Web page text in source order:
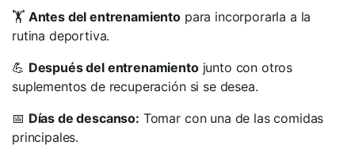
🏋️ Antes del entrenamiento para incorporarla a la
rutina deportiva.
💪 Después del entrenamientojunto con otros
suplementos de recuperación si se desea.
📅 Días de descanso: Tomar con una de las comidas
principales.